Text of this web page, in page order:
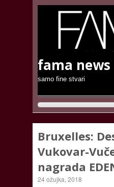
fama news
samo fine stvari
Bruxelles:
Vukovar-
nagrada
24 ožujka, 2018